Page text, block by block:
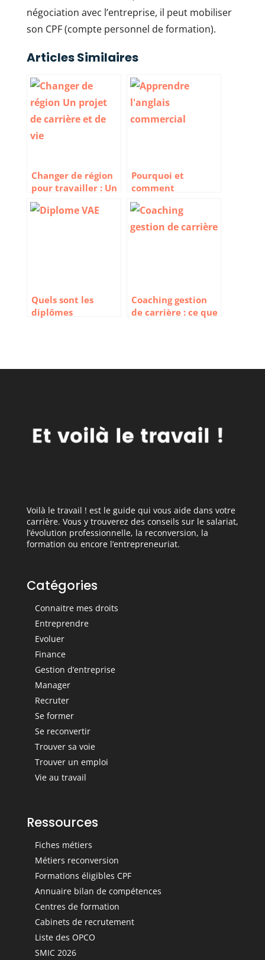
négociation avec l’entreprise, il peut mobiliser
son CPF (compte personnel de formation).
Articles Similaires
Changer de région
pour travailler : Un
projet de carrière
et de vie
Pourquoi et
comment
apprendre l’anglais
des affaires
Quels sont les
diplômes
Coaching gestion
de carrière : ce que
Voilà le travail ! est le guide qui vous aide dans votre
carrière. Vous y trouverez des conseils sur le salariat,
l’évolution professionnelle, la reconversion, la
formation ou encore l’entrepreneuriat.
Catégories
Connaitre mes droits
Entreprendre
Evoluer
Finance
Gestion d’entreprise
Manager
Recruter
Se former
Se reconvertir
Trouver sa voie
Trouver un emploi
Vie au travail
Ressources
Fiches métiers
Métiers reconversion
Formations éligibles CPF
Annuaire bilan de compétences
Centres de formation
Cabinets de recrutement
Liste des OPCO
SMIC 2026